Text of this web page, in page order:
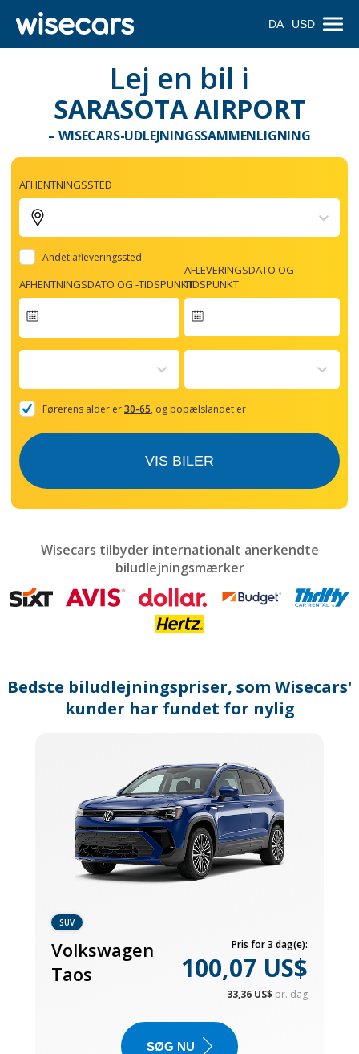
DA USD
Lej en bil i
SARASOTA AIRPORT
– WISECARS-UDLEJNINGSSAMMENLIGNING
AFHENTNINGSSTED
Andet afleveringssted
AFHENTNINGSDATO OG -TIDSPUNKT
forward
with
the
and
mark
get
the
dates.
AFLEVERINGSDATO OG -
TIDSPUNKT
Førerens alder er30-65, og bopælslandet er
VIS BILER
Wisecars tilbyder internationalt anerkendte
biludlejningsmærker
Bedste biludlejningspriser, som Wisecars'
kunder har fundet for nylig
SUV
Volkswagen
Taos
Pris for 3 dag(e):
100,07 US$
33,36 US$ pr. dag
SØG NU